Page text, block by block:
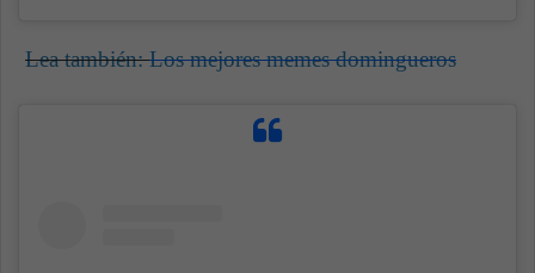
Lea también:Los mejores memes domingueros